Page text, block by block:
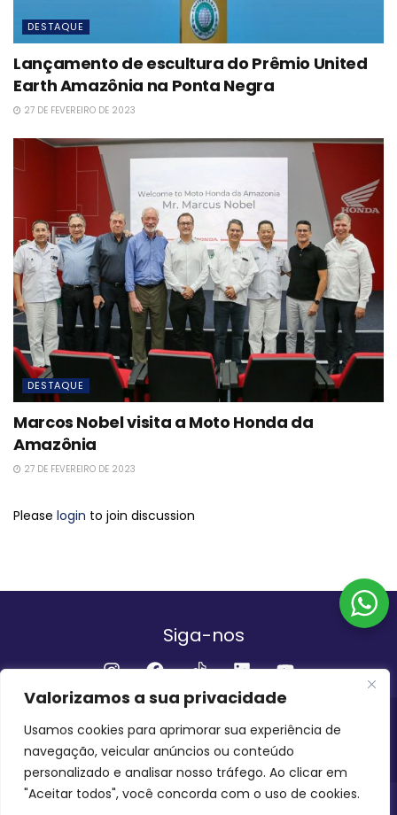
Valorizamos a sua privacidade
Usamos cookies para aprimorar sua experiência de
navegação, veicular anúncios ou conteúdo
personalizado e analisar nosso tráfego. Ao clicar em
"Aceitar todos", você concorda com o uso de cookies.
DESTAQUE
Lançamento de escultura do Prêmio United
Earth Amazônia na Ponta Negra
27 DE FEVEREIRO DE 2023
DESTAQUE
Marcos Nobel visita a Moto Honda da
Amazônia
27 DE FEVEREIRO DE 2023
Please login to join discussion
Siga-nos
Institucional
QUEM SOMOS FALE CONOSCO
INVEST AMAZÔNIA BRASIL